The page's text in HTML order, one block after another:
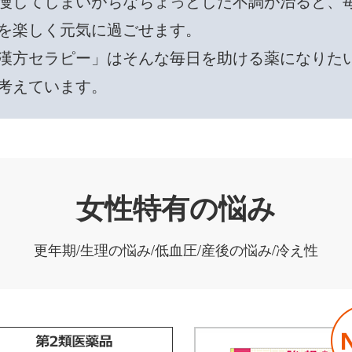
楽しく元気に過ごせます。
漢方セラピー」はそんな毎日を助ける薬になりた
えています。
女性特有の悩み
更年期/生理の悩み/低血圧/産後の悩み/冷え性